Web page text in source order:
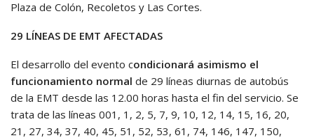
Plaza de Colón, Recoletos y Las Cortes.
29 LÍNEAS DE EMT AFECTADAS
El desarrollo del evento condicionará asimismo el
funcionamiento normal de 29 líneas diurnas de autobús
de la EMT desde las 12.00 horas hasta el fin del servicio. Se
trata de las líneas 001, 1, 2, 5, 7, 9, 10, 12, 14, 15, 16, 20,
21, 27, 34, 37, 40, 45, 51, 52, 53, 61, 74, 146, 147, 150,